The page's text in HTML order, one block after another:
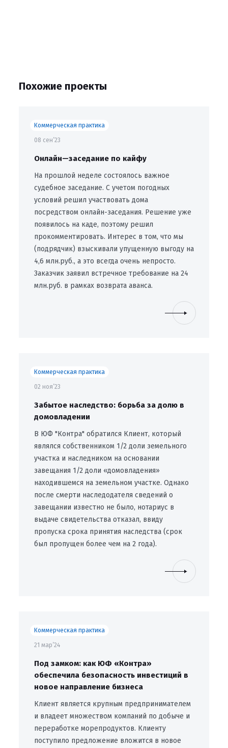
Похожие проекты
Коммерческая практика
08 сен’23
Онлайн—заседание по кайфу
На прошлой неделе состоялось важное
судебное заседание. С учетом погодных
условий решил участвовать дома
посредством онлайн-заседания. Решение уже
появилось на каде, поэтому решил
прокомментировать. Интерес в том, что мы
(подрядчик) взыскивали упущенную выгоду на
4,6 млн.руб., а это всегда очень непросто.
Заказчик заявил встречное требование на 24
млн.руб. в рамках возврата аванса.
Коммерческая практика
02 ноя’23
Забытое наследство: борьба за долю в
домовладении
В ЮФ "Контра" обратился Клиент, который
являлся собственником 1/2 доли земельного
участка и наследником на основании
завещания 1/2 доли «домовладения»
находившемся на земельном участке. Однако
после смерти наследодателя сведений о
завещании известно не было, нотариус в
выдаче свидетельства отказал, ввиду
пропуска срока принятия наследства (срок
был пропущен более чем на 2 года).
Коммерческая практика
21 мар’24
Под замком: как ЮФ «Контра»
обеспечила безопасность инвестиций в
новое направление бизнеса
Клиент является крупным предпринимателем
и владеет множеством компаний по добыче и
переработке морепродуктов. Клиенту
поступило предложение вложится в новое